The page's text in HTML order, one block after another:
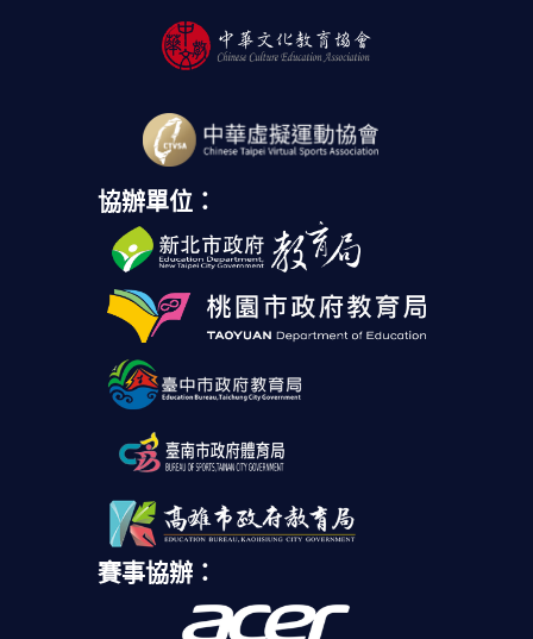
協辦單位：
賽事協辦：